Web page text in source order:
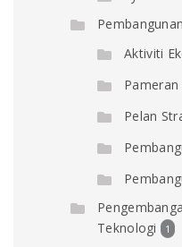
Aktiviti
Pelan
Teknologi
1